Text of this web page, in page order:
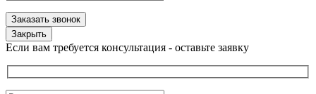
Закрыть
Если вам требуется консультация - оставьте заявку